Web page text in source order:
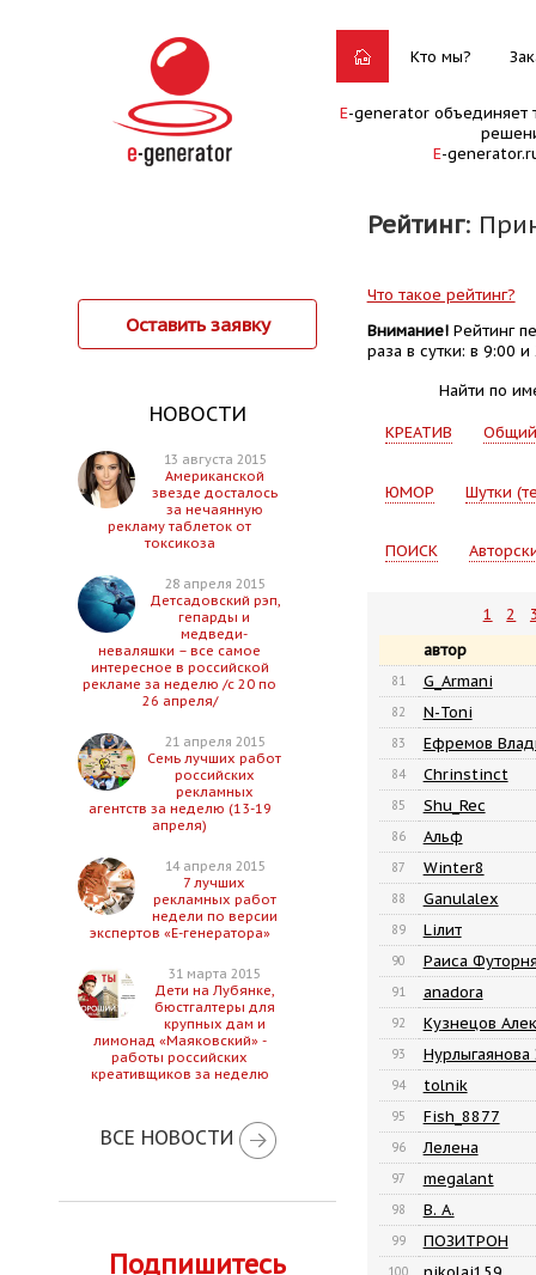
Кто мы?
E-generator объединяет
E-
Рейтинг:
Оставить заявку
НОВОСТИ
13 августа 2015
Американской
звезде досталось
за нечаянную
рекламу таблеток от
токсикоза
28 апреля 2015
Детсадовский рэп,
гепарды и
медведи-
неваляшки – все самое
интересное в российской
рекламе за неделю /с 20 по
26 апреля/
21 апреля 2015
Семь лучших работ
российских
рекламных
агентств за неделю (13-19
апреля)
14 апреля 2015
7 лучших
рекламных работ
недели по версии
экспертов «Е-генератора»
31 марта 2015
Дети на Лубянке,
бюстгалтеры для
крупных дам и
лимонад «Маяковский» -
работы российских
креативщиков за неделю
ВСЕ НОВОСТИ
Подпишитесь
Что такое рейтинг?
Внимание!Рейтинг
раза в сутки: в 9:00
Найти по
КРЕАТИВ
ЮМОР Шутки
ПОИСК
1 2
автор
81 G_Armani
82 N-Toni
83 Ефремов
84 Chrinstinct
85 Shu_Rec
86 Альф
87 Winter8
88 Ganulalex
89 Liлит
90 Раиса
91 anadora
92 Кузнецов
93
94 tolnik
95 Fish_8877
96 Лелена
97 megalant
98 В. А.
99 ПОЗИТРОН
100